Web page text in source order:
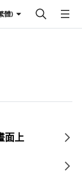
體)
面上